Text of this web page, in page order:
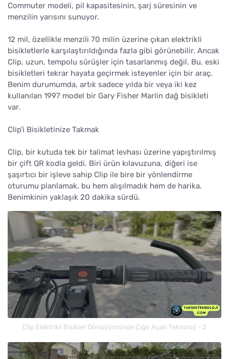
Commuter modeli, pil kapasitesinin, şarj süresinin ve
menzilin yarısını sunuyor.
12 mil, özellikle menzili 70 milin üzerine çıkan elektrikli
bisikletlerle karşılaştırıldığında fazla gibi görünebilir. Ancak
Clip, uzun, tempolu sürüşler için tasarlanmış değil. Bu, eski
bisikletleri tekrar hayata geçirmek isteyenler için bir araç.
Benim durumumda, artık sadece yılda bir veya iki kez
kullanılan 1997 model bir Gary Fisher Marlin dağ bisikleti
var.
Clip'i Bisikletinize Takmak
Clip, bir kutuda tek bir talimat levhası üzerine yapıştırılmış
bir çift QR kodla geldi. Biri ürün kılavuzuna, diğeri ise
şaşırtıcı bir işleve sahip Clip ile bire bir yönlendirme
oturumu planlamak, bu hem alışılmadık hem de harika.
Benimkinin yaklaşık 20 dakika sürdü.
Clip Elektrikli Bisiklet Dönüşümünde Çığır Açan Teknoloji - 2